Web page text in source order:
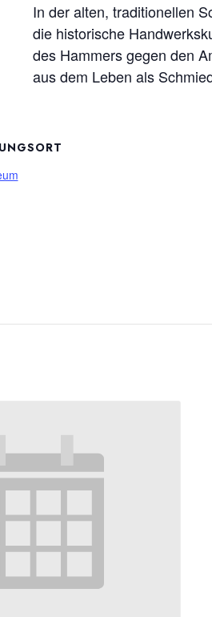
In der alten, traditionellen
die historische
des Hammers gegen den
aus dem Leben als